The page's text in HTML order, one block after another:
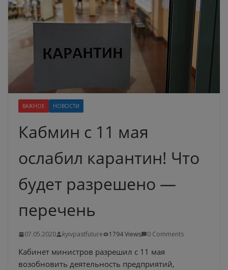
ВАЖНОЕ НОВОСТИ
Кабмин с 11 мая
ослабил карантин! Что
будет разрешено —
перечень
07.05.2020 kyivpastfuture 1794 Views 0 Comments
Кабинет министров разрешил с 11 мая
возобновить деятельность предприятий,